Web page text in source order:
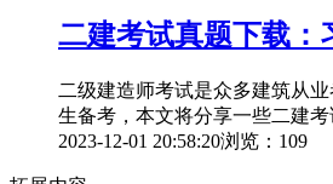
二建考试真题下载：
二级建造师考试是众多建筑从
生备考，本文将分享一些二建
2023-12-01 20:58:20浏览：109